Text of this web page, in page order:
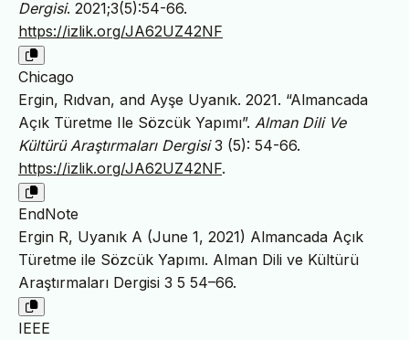
Dergisi. 2021;3(5):54-66.
https://izlik.org/JA62UZ42NF
Chicago
Ergin, Rıdvan, and Ayşe Uyanık. 2021. “Almancada
Açık Türetme Ile Sözcük Yapımı”. Alman Dili Ve
Kültürü Araştırmaları Dergisi3 (5): 54-66.
https://izlik.org/JA62UZ42NF.
EndNote
Ergin R, Uyanık A (June 1, 2021) Almancada Açık
Türetme ile Sözcük Yapımı. Alman Dili ve Kültürü
Araştırmaları Dergisi 3 5 54–66.
IEEE